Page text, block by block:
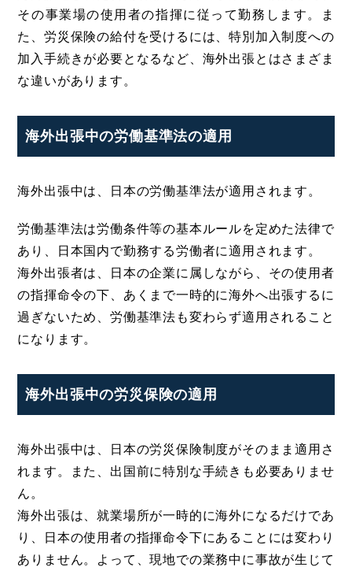
その事業場の使用者の指揮に従って勤務します。ま
た、労災保険の給付を受けるには、特別加入制度への
加入手続きが必要となるなど、海外出張とはさまざま
な違いがあります。
海外出張中の労働基準法の適用
海外出張中は、日本の労働基準法が適用されます。
労働基準法は労働条件等の基本ルールを定めた法律で
あり、日本国内で勤務する労働者に適用されます。
海外出張者は、日本の企業に属しながら、その使用者
の指揮命令の下、あくまで一時的に海外へ出張するに
過ぎないため、労働基準法も変わらず適用されること
になります。
海外出張中の労災保険の適用
海外出張中は、日本の労災保険制度がそのまま適用さ
れます。また、出国前に特別な手続きも必要ありませ
ん。
海外出張は、就業場所が一時的に海外になるだけであ
り、日本の使用者の指揮命令下にあることには変わり
ありません。よって、現地での業務中に事故が生じて